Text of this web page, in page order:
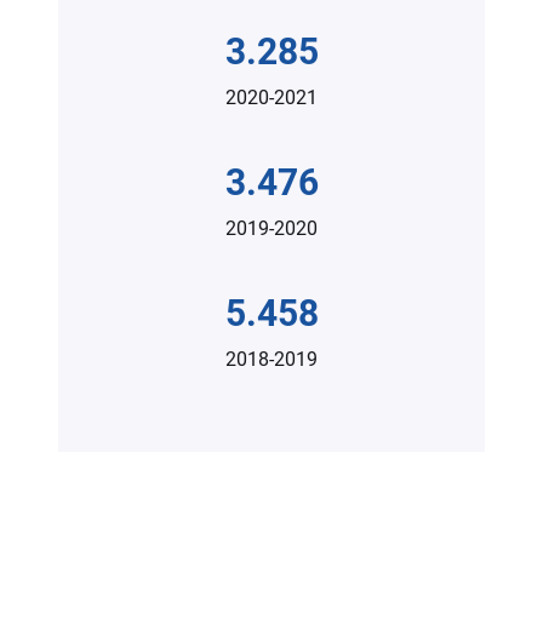
3.285
2020-2021
3.476
2019-2020
5.458
2018-2019